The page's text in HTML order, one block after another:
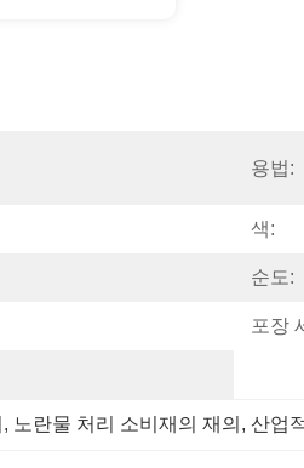
용법:
색:
순도:
포장
, 노란물 처리 소비재의 재의 , 산업